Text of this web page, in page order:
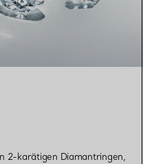
2-karätigen Diamantringen,